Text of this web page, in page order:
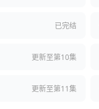
已完结
更新至第10集
更新至第11集